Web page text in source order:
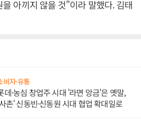
아끼지 않을 것”이라 말했다. 김태
비자·유통
데·농심 창업주 시대 '라면 앙금'은 옛말,
촌' 신동빈·신동원 시대 협업 확대일로